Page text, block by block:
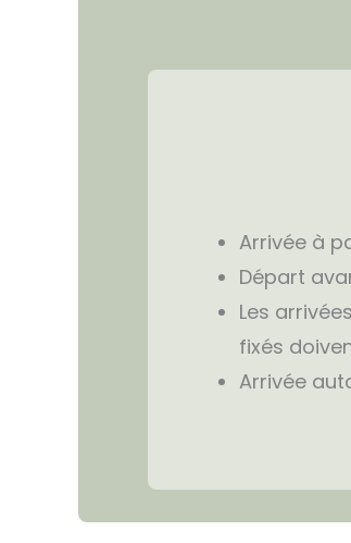
Arrivée à
Départ
Les
fixés
Arrivée